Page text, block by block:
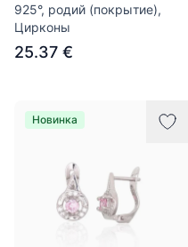
925°, родий (покрытие),
Цирконы
25.37 €
Новинка